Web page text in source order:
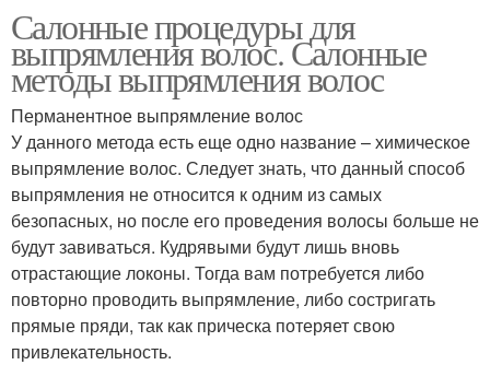
Салонные процедуры для
выпрямления волос. Салонные
методы выпрямления волос
Перманентное выпрямление волос
У данного метода есть еще одно название – химическое
выпрямление волос. Следует знать, что данный способ
выпрямления не относится к одним из самых
безопасных, но после его проведения волосы больше не
будут завиваться. Кудрявыми будут лишь вновь
отрастающие локоны. Тогда вам потребуется либо
повторно проводить выпрямление, либо состригать
прямые пряди, так как прическа потеряет свою
привлекательность.